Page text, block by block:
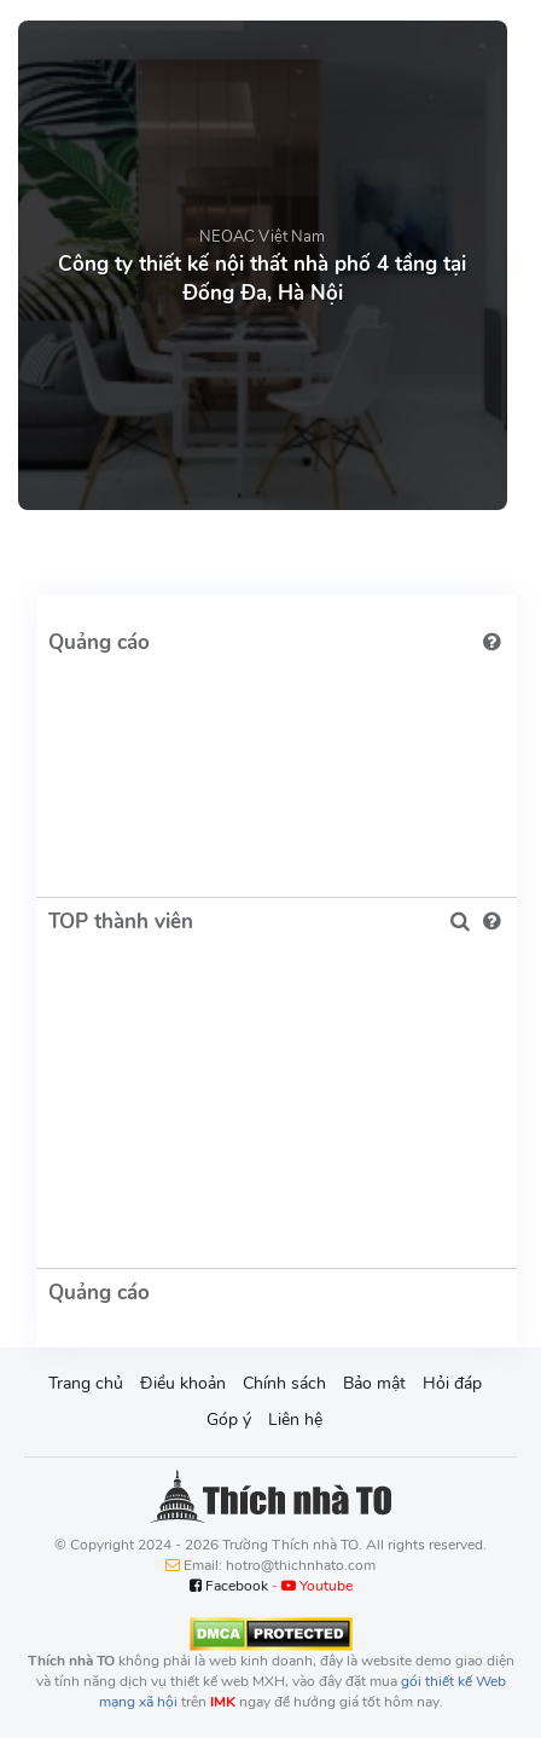
NEOAC Việt Nam
Công ty thiết kế nội thất nhà phố 4 tầng tại
Đống Đa, Hà Nội
TOP thành viên
Trang chủ Điều khoản Chính sách Bảo mật
Hỏi đáp
Góp ý
Liên hệ
© Copyright 2024 - 2026 Trường Thích nhà TO. All rights reserved.
Email: hotro@thichnhato.com
Facebook- Youtube
Thích nhà TOkhông phải là web kinh doanh, đây là website demo giao diện
và tính năng dịch vụ thiết kế web MXH, vào đây đặt muagói thiết kế Web
mạng xã hội trên IMKngay để hưởng giá tốt hôm nay.